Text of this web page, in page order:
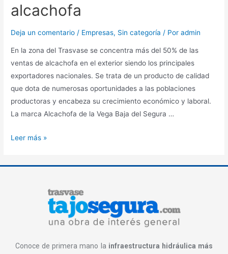
alcachofa
Deja un comentario / Empresas, Sin categoría / Poradmin
En la zona del Trasvase se concentra más del 50% de las
ventas de alcachofa en el exterior siendo los principales
exportadores nacionales. Se trata de un producto de calidad
que dota de numerosas oportunidades a las poblaciones
productoras y encabeza su crecimiento económico y laboral.
La marca Alcachofa de la Vega Baja del Segura …
Leer más »
Conoce de primera mano la infraestructura hidráulica más